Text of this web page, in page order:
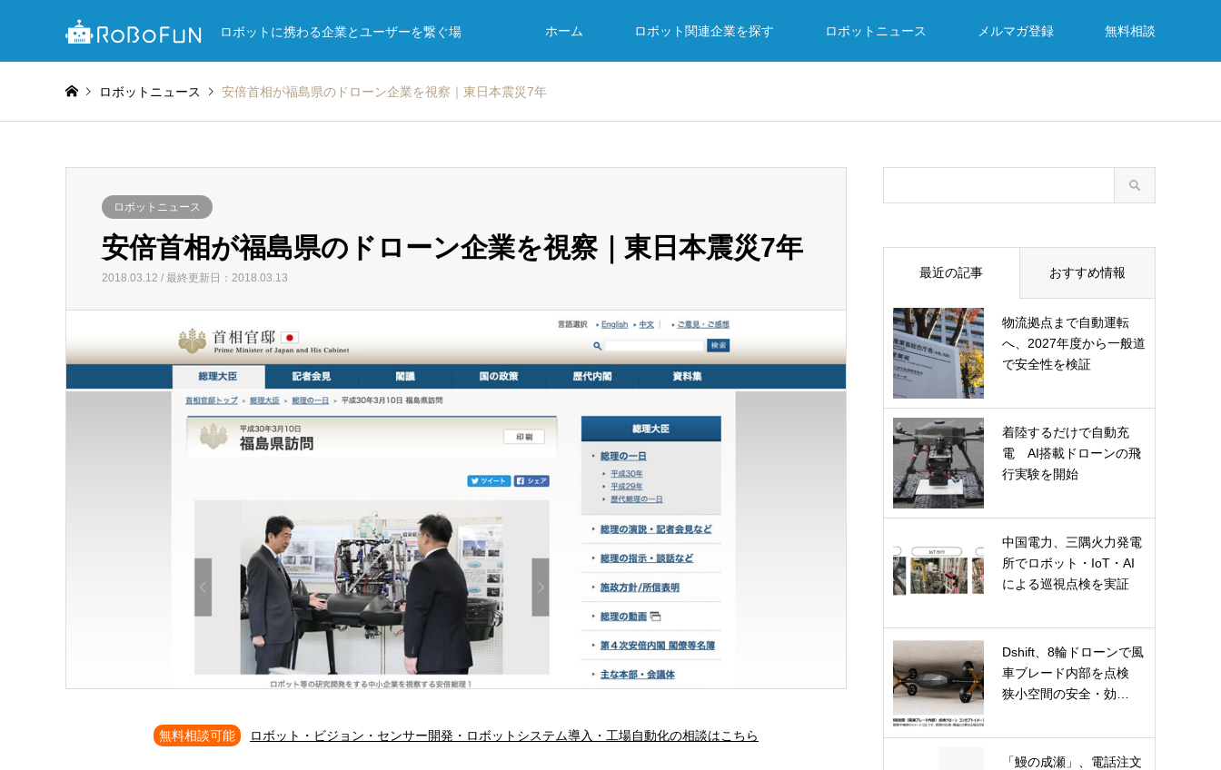
ロボットに携わる企業とユーザーを繋ぐ場 ホーム ロボット関連企業を探す ロボットニュース メルマガ登録 無料相談
ロボットニュース 安倍首相が福島県のドローン企業を視察｜東日本震災7年
ロボットニュース
安倍首相が福島県のドローン企業を視察｜東日本震災7年
2018.03.12 / 最終更新日：2018.03.13
無料相談可能 ロボット・ビジョン・センサー開発・ロボットシステム導入・工場自動化の相談はこちら
最近の記事 おすすめ情報
物流拠点まで自動運転
へ、2027年度から一般道
で安全性を検証
着陸するだけで自動充
電 AI搭載ドローンの飛
行実験を開始
中国電力、三隅火力発電
所でロボット・IoT・AI
による巡視点検を実証
Dshift、8輪ドローンで風
車ブレード内部を点検
狭小空間の安全・効…
「鰻の成瀬」、電話注文